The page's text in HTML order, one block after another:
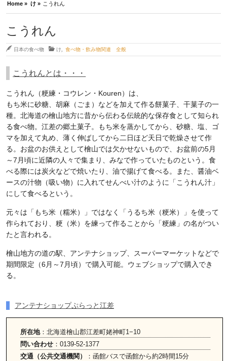
Home » け » こうれん
こうれん
日本の食べ物 け 食べ物・飲み物関連 全般
こうれんとは・・・
こうれん（粳練・コウレン・Kouren）は、
もち米に砂糖、胡麻（ごま）などを加えて作る餅菓子、干菓子の一
種。北海道の檜山地方に昔から伝わる伝統的な保存食として知られ
る食べ物。江差の郷土菓子。もち米を蒸かしてから、砂糖、塩、ゴ
マを加えて丸め、薄く伸ばしてから二日ほど天日で乾燥させて作
る。お盆のお供えとして檜山では欠かせないもので、お盆前の5月
～7月頃に近隣の人々で集まり、みなで作っていたものという。食
べる際には炭火などで焼いたり、油で揚げて食べる。また、醤油ベ
ースの汁物（吸い物）に入れてせんべい汁のように「こうれん汁」
にして食べるという。
元々は「もち米（糯米）」ではなく「うるち米（粳米）」を使って
作られており、粳（米）を練って作ることから「粳練」の名がつい
たと言われる。
檜山地方の道の駅、アンテナショップ、スーパーマーケットなどで
期間限定（6月～7月頃）で購入可能。ウェブショップで購入でき
る。
アンテナショップぷらっと江差
所在地：北海道檜山郡江差町姥神町1−10
問い合わせ：0139-52-1377
交通（公共交通機関）
：函館バスで函館から約2時間15分